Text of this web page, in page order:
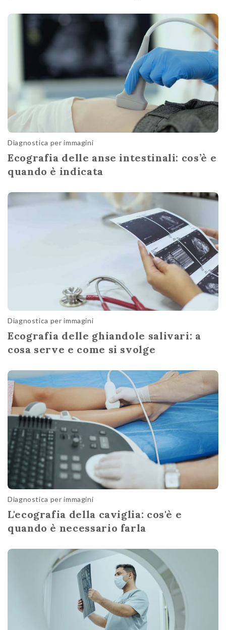
Diagnostica per immagini
Ecografia delle anse intestinali: cos’è e
quando è indicata
Diagnostica per immagini
Ecografia delle ghiandole salivari: a
cosa serve e come si svolge
Diagnostica per immagini
L'ecografia della caviglia: cos'è e
quando è necessario farla